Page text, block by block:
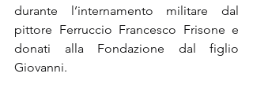
durante l’internamento militare dal
pittore Ferruccio Francesco Frisone e
donati alla Fondazione dal figlio
Giovanni.